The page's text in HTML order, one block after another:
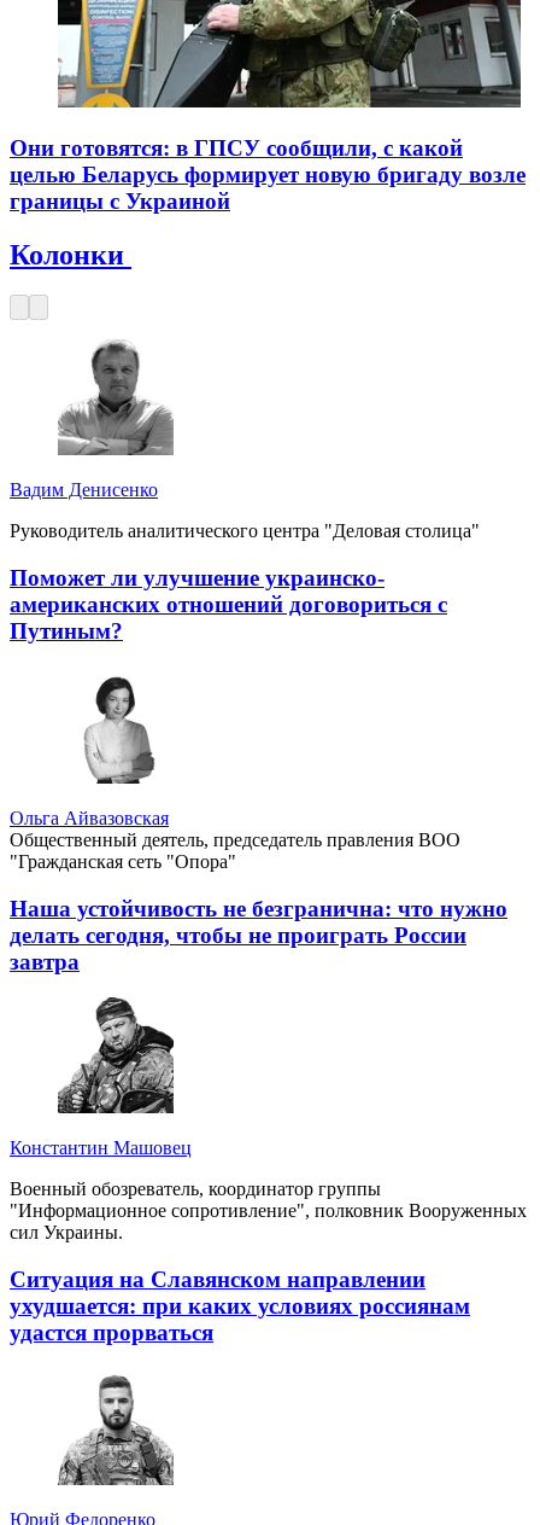
Они готовятся: в ГПСУ сообщили, с какой
целью Беларусь формирует новую бригаду возле
границы с Украиной
Колонки
Вадим Денисенко
Руководитель аналитического центра "Деловая столица"
Поможет ли улучшение украинско-
американских отношений договориться с
Путиным?
Ольга Айвазовская
Общественный деятель, председатель правления ВОО
"Гражданская сеть "Опора"
Наша устойчивость не безгранична: что нужно
делать сегодня, чтобы не проиграть России
завтра
Константин Машовец
Военный обозреватель, координатор группы
"Информационное сопротивление", полковник Вооруженных
сил Украины.
Ситуация на Славянском направлении
ухудшается: при каких условиях россиянам
удастся прорваться
Юрий Федоренко